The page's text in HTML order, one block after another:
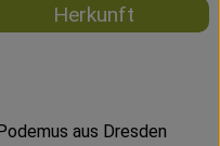
Herkunft
aus Dresden